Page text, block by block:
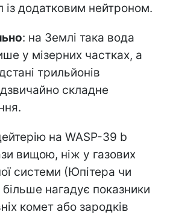
із додатковим нейтроном.
: на Землі така вода
у мізерних частках, а
трильйонів
складне
на WASP-39 b
вищою, ніж у газових
системи (Юпітера чи
нагадує показники
комет або зародків